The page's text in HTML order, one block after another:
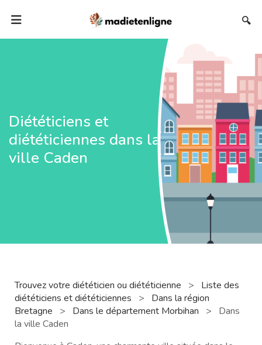
🔍
Diététiciens et
diététiciennes dans la
ville Caden
Trouvez votre diététicien ou diététicienne >
Liste des
diététiciens et diététiciennes
>
Dans la région
Bretagne
> Dans le département Morbihan >
Dans
la ville Caden